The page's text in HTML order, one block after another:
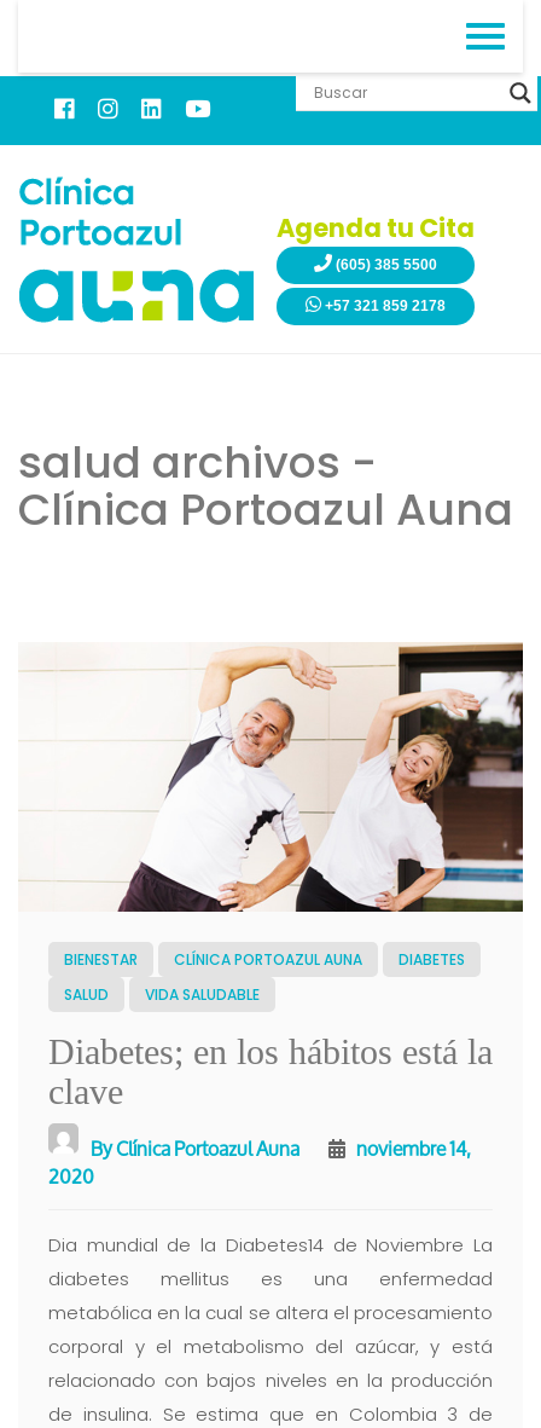
Agenda tu Cita
(605) 385 5500
+57 321 859 2178
salud archivos -
Clínica Portoazul Auna
BIENESTAR CLÍNICA PORTOAZUL AUNA
DIABETES
SALUD
VIDA SALUDABLE
Diabetes; en los hábitos está la
clave
ByClínica Portoazul Auna noviembre 14,
2020
Dia mundial de la Diabetes14 de Noviembre La
diabetes mellitus es una enfermedad
metabólica en la cual se altera el procesamiento
corporal y el metabolismo del azúcar, y está
relacionado con bajos niveles en la producción
de insulina. Se estima que en Colombia 3 de